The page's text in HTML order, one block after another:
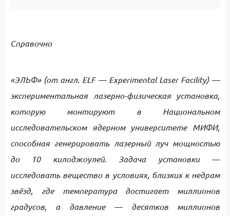
Справочно
«ЭЛЬФ» (от англ. ELF — Experimental Laser Facility) —
экспериментальная лазерно-физическая установка,
которую монтируют в Национальном
исследовательском ядерном университете МИФИ,
способная генерировать лазерный луч мощностью
до 10 килоджоулей. Задача установки —
исследовать вещество в условиях, близких к недрам
звёзд, где температура достигает миллионов
градусов, а давление — десятков миллионов